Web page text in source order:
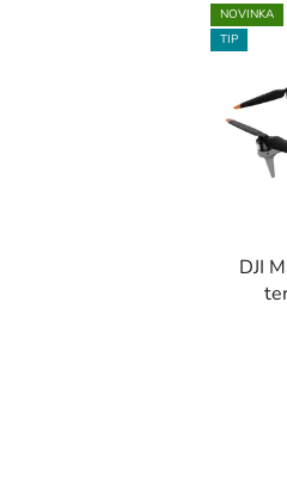
NOVINKA
TIP
DJI